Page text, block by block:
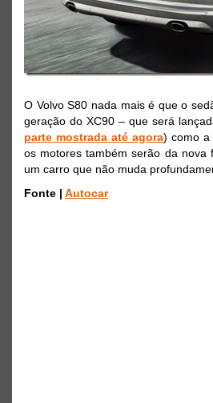
O Volvo S80 nada mais é que o
geração do XC90 – que será
parte mostrada até agora) como a
os motores também serão da nova
um carro que não muda
Fonte | Autocar